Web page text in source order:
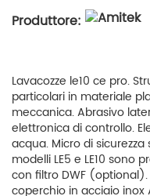
Produttore:
Lavacozze le10 ce pro.
particolari in materiale
meccanica. Abrasivo
elettronica di controllo.
acqua. Micro di
modelli LE5 e LE10 sono
con filtro DWF (optional).
coperchio in acciaio inox